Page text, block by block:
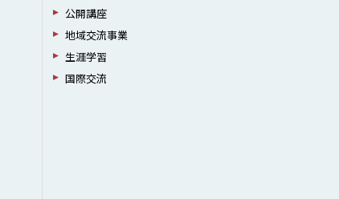
公開講座
地域交流事業
生涯学習
国際交流